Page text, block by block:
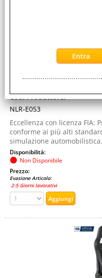
Cod. Produttore:
NLR-E053
Eccellenza con licenza FIA:
conforme ai più alti
simulazione
Disponibilità:
Non Disponibile
Prezzo:
Evasione Articolo:
2-5 Giorni lavorativi